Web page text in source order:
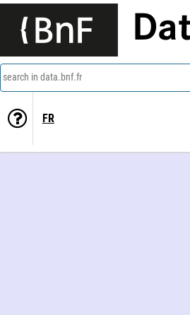
search in data.bnf.fr
FR